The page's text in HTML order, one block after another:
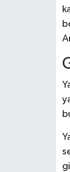
Yerel
Haber